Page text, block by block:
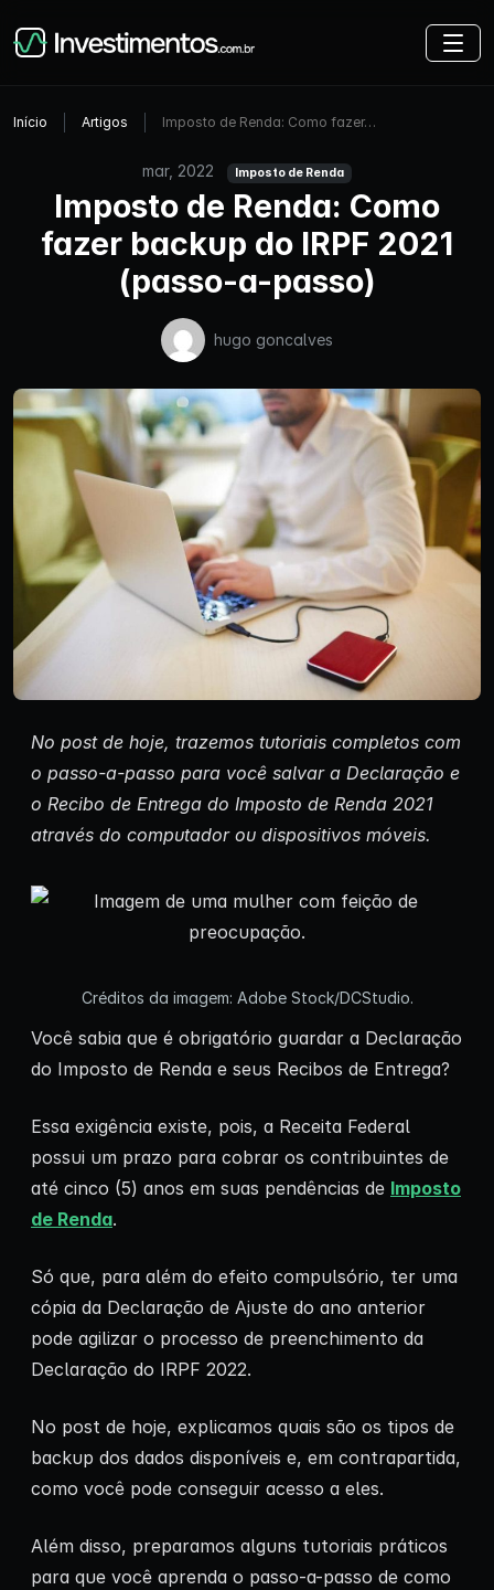
Início Artigos Imposto de Renda: Como fazer…
mar, 2022 Imposto de Renda
Imposto de Renda: Como
fazer backup do IRPF 2021
(passo-a-passo)
hugo goncalves
No post de hoje, trazemos tutoriais completos com
o passo-a-passo para você salvar a Declaração e
o Recibo de Entrega do Imposto de Renda 2021
através do computador ou dispositivos móveis.
Créditos da imagem: Adobe Stock/DCStudio.
Você sabia que é obrigatório guardar a Declaração
do Imposto de Renda e seus Recibos de Entrega?
Essa exigência existe, pois, a Receita Federal
possui um prazo para cobrar os contribuintes de
até cinco (5) anos em suas pendências de Imposto
de Renda.
Só que, para além do efeito compulsório, ter uma
cópia da Declaração de Ajuste do ano anterior
pode agilizar o processo de preenchimento da
Declaração do IRPF 2022.
No post de hoje, explicamos quais são os tipos de
backup dos dados disponíveis e, em contrapartida,
como você pode conseguir acesso a eles.
Além disso, preparamos alguns tutoriais práticos
para que você aprenda o passo-a-passo de como